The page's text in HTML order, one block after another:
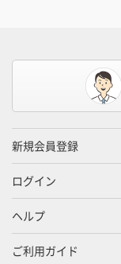
新規会員登録
ログイン
ヘルプ
ご利用ガイド